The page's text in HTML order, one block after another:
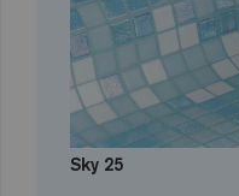
Sky 25